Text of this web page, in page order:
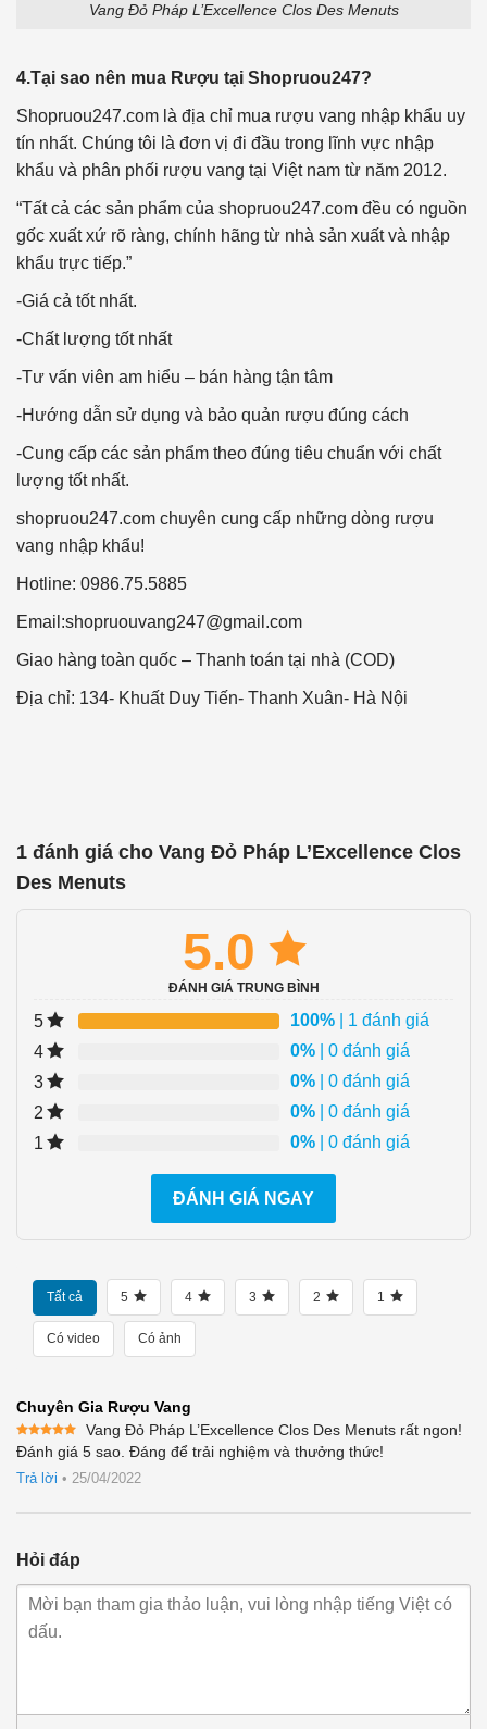
Vang Đỏ Pháp L’Excellence Clos Des Menuts
4.Tại sao nên mua Rượu tại Shopruou247?
Shopruou247.com là địa chỉ mua rượu vang nhập khẩu uy
tín nhất. Chúng tôi là đơn vị đi đầu trong lĩnh vực nhập
khẩu và phân phối rượu vang tại Việt nam từ năm 2012.
“Tất cả các sản phẩm của shopruou247.com đều có nguồn
gốc xuất xứ rõ ràng, chính hãng từ nhà sản xuất và nhập
khẩu trực tiếp.”
-Giá cả tốt nhất.
-Chất lượng tốt nhất
-Tư vấn viên am hiểu – bán hàng tận tâm
-Hướng dẫn sử dụng và bảo quản rượu đúng cách
-Cung cấp các sản phẩm theo đúng tiêu chuẩn với chất
lượng tốt nhất.
shopruou247.com chuyên cung cấp những dòng rượu
vang nhập khẩu!
Hotline: 0986.75.5885
Email:shopruouvang247@gmail.com
Giao hàng toàn quốc – Thanh toán tại nhà (COD)
Địa chỉ: 134- Khuất Duy Tiến- Thanh Xuân- Hà Nội
1 đánh giá cho Vang Đỏ Pháp L’Excellence Clos
Des Menuts
5.0
ĐÁNH GIÁ TRUNG BÌNH
5 100% | 1 đánh giá
4
0% | 0 đánh giá
3
0% | 0 đánh giá
2
0% | 0 đánh giá
1
0% | 0 đánh giá
ĐÁNH GIÁ NGAY
Tất cả 5 4 3 2 1
Có video Có ảnh
Chuyên Gia Rượu Vang
Được xếp
hạng5 5
sao
Vang Đỏ Pháp L’Excellence Clos Des Menuts rất ngon!
Đánh giá 5 sao. Đáng để trải nghiệm và thưởng thức!
Trả lời • 25/04/2022
Hỏi đáp